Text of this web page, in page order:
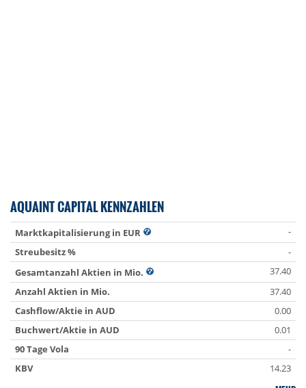
AQUAINT CAPITAL KENNZAHLEN
Marktkapitalisierung in EUR
-
Streubesitz %
-
Gesamtanzahl Aktien in Mio.
37.40
Anzahl Aktien in Mio.
37.40
Cashflow/Aktie in AUD
0.00
Buchwert/Aktie in AUD
0.01
90 Tage Vola
-
KBV
14.23